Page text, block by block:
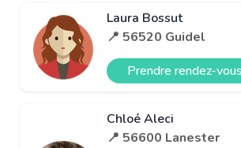
Laura Bossut
📍 56520 Guidel
Prendre rendez-vous
Chloé Aleci
📍 56600 Lanester